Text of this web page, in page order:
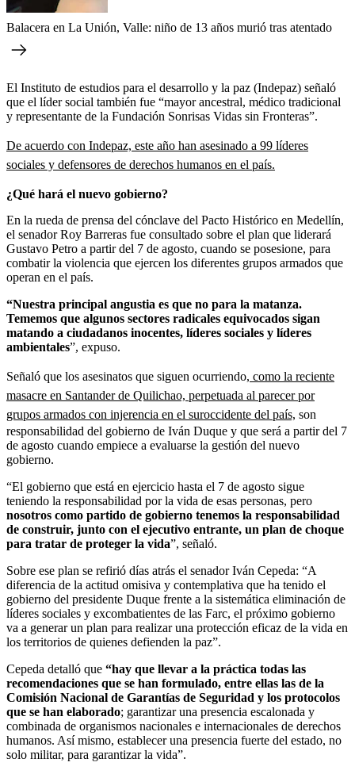
Balacera en La Unión, Valle: niño de 13 años murió tras atentado
El Instituto de estudios para el desarrollo y la paz (Indepaz) señaló
que el líder social también fue “mayor ancestral, médico tradicional
y representante de la Fundación Sonrisas Vidas sin Fronteras”.
De acuerdo con Indepaz, este año han asesinado a 99 líderes
sociales y defensores de derechos humanos en el país.
¿Qué hará el nuevo gobierno?
En la rueda de prensa del cónclave del Pacto Histórico en Medellín,
el senador Roy Barreras fue consultado sobre el plan que liderará
Gustavo Petro a partir del 7 de agosto, cuando se posesione, para
combatir la violencia que ejercen los diferentes grupos armados que
operan en el país.
“Nuestra principal angustia es que no para la matanza.
Tememos que algunos sectores radicales equivocados sigan
matando a ciudadanos inocentes, líderes sociales y líderes
ambientales”, expuso.
Señaló que los asesinatos que siguen ocurriendo, como la reciente
masacre en Santander de Quilichao, perpetuada al parecer por
grupos armados con injerencia en el suroccidente del país, son
responsabilidad del gobierno de Iván Duque y que será a partir del 7
de agosto cuando empiece a evaluarse la gestión del nuevo
gobierno.
“El gobierno que está en ejercicio hasta el 7 de agosto sigue
teniendo la responsabilidad por la vida de esas personas, pero
nosotros como partido de gobierno tenemos la responsabilidad
de construir, junto con el ejecutivo entrante, un plan de choque
para tratar de proteger la vida”, señaló.
Sobre ese plan se refirió días atrás el senador Iván Cepeda: “A
diferencia de la actitud omisiva y contemplativa que ha tenido el
gobierno del presidente Duque frente a la sistemática eliminación de
líderes sociales y excombatientes de las Farc, el próximo gobierno
va a generar un plan para realizar una protección eficaz de la vida en
los territorios de quienes defienden la paz”.
Cepeda detalló que “hay que llevar a la práctica todas las
recomendaciones que se han formulado, entre ellas las de la
Comisión Nacional de Garantías de Seguridad y los protocolos
que se han elaborado; garantizar una presencia escalonada y
combinada de organismos nacionales e internacionales de derechos
humanos. Así mismo, establecer una presencia fuerte del estado, no
solo militar, para garantizar la vida”.